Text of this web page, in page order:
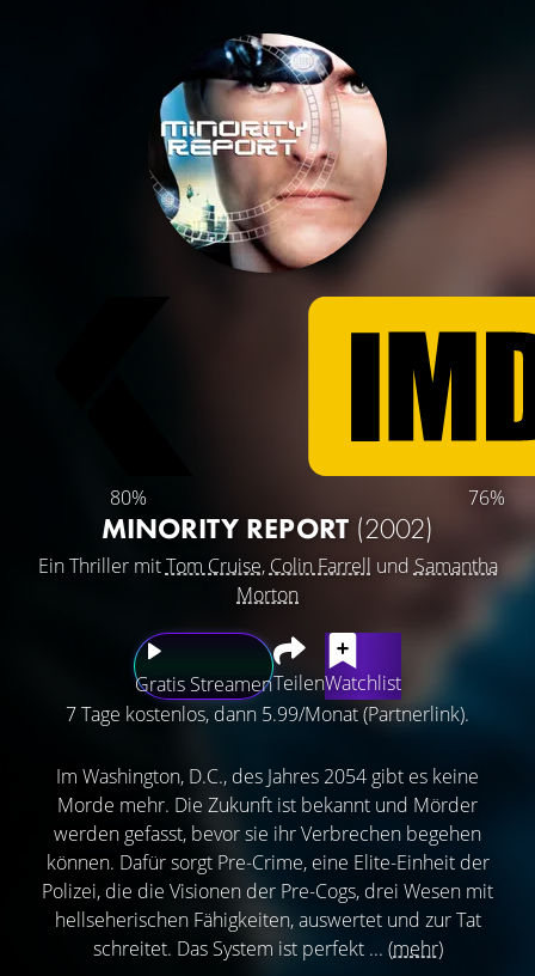
80% 76%
MINORITY REPORT (2002)
Ein Thriller mitTom Cruise, Colin Farrell und Samantha
Morton
Gratis StreamenTeilenWatchlist
7 Tage kostenlos, dann 5.99/Monat (Partnerlink).
Im Washington, D.C., des Jahres 2054 gibt es keine
Morde mehr. Die Zukunft ist bekannt und Mörder
werden gefasst, bevor sie ihr Verbrechen begehen
können. Dafür sorgt Pre-Crime, eine Elite-Einheit der
Polizei, die die Visionen der Pre-Cogs, drei Wesen mit
hellseherischen Fähigkeiten, auswertet und zur Tat
schreitet. Das System ist perfekt ... (mehr)